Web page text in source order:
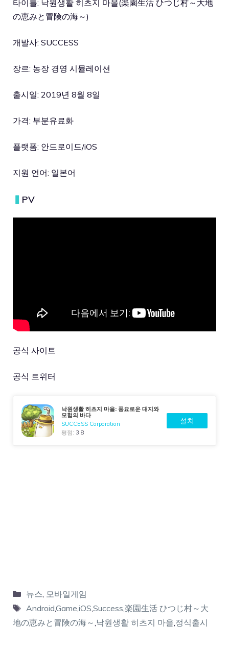
타이틀: 낙원생활 히츠지 마을(楽園生活 ひつじ村～大地
の恵みと冒険の海～)
개발사: SUCCESS
장르: 농장 경영 시뮬레이션
출시일: 2019년 8월 8일
가격: 부분유료화
플랫폼: 안드로이드/iOS
지원 언어: 일본어
▍ PV
공식 사이트
공식 트위터
낙원생활 히츠지 마을: 풍요로운 대지와
모험의 바다
SUCCESS Corporation
평점: 3.8
설치
뉴스 모바일게임
AndroidGame iOS Success 楽園生活 ひつじ村～大
地の恵みと冒険の海～ 낙원생활 히츠지 마을 정식출시